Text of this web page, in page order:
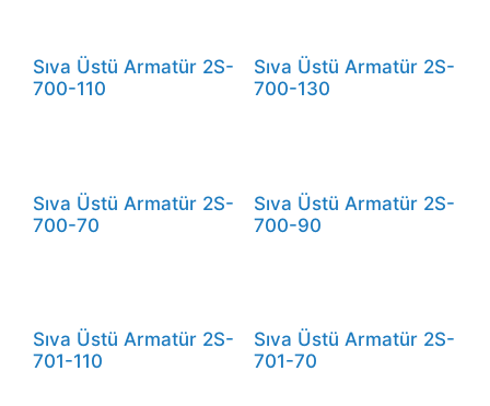
Sıva Üstü Armatür 2S-
700-110
Sıva Üstü Armatür 2S-
700-130
Sıva Üstü Armatür 2S-
700-70
Sıva Üstü Armatür 2S-
700-90
Sıva Üstü Armatür 2S-
701-110
Sıva Üstü Armatür 2S-
701-70